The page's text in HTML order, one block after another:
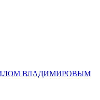
ВЛАДИМИРОВЫМ